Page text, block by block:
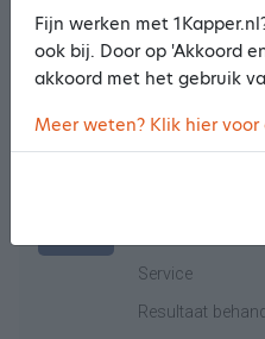
Goed geknipt, vriendelijke
prima. Tot nu toe tevreden.
Service
Resultaat
Fijn werken met
ook bij. Door op 'Akkoord
akkoord met het gebruik
Meer weten? Klik hier